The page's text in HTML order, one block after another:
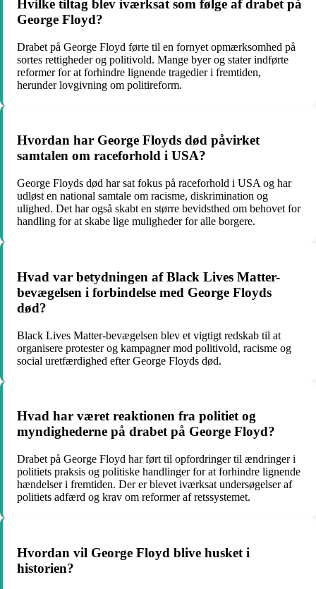
Hvilke tiltag blev iværksat som følge af drabet på
George Floyd?
Drabet på George Floyd førte til en fornyet opmærksomhed på
sortes rettigheder og politivold. Mange byer og stater indførte
reformer for at forhindre lignende tragedier i fremtiden,
herunder lovgivning om politireform.
Hvordan har George Floyds død påvirket
samtalen om raceforhold i USA?
George Floyds død har sat fokus på raceforhold i USA og har
udløst en national samtale om racisme, diskrimination og
ulighed. Det har også skabt en større bevidsthed om behovet for
handling for at skabe lige muligheder for alle borgere.
Hvad var betydningen af Black Lives Matter-
bevægelsen i forbindelse med George Floyds
død?
Black Lives Matter-bevægelsen blev et vigtigt redskab til at
organisere protester og kampagner mod politivold, racisme og
social uretfærdighed efter George Floyds død.
Hvad har været reaktionen fra politiet og
myndighederne på drabet på George Floyd?
Drabet på George Floyd har ført til opfordringer til ændringer i
politiets praksis og politiske handlinger for at forhindre lignende
hændelser i fremtiden. Der er blevet iværksat undersøgelser af
politiets adfærd og krav om reformer af retssystemet.
Hvordan vil George Floyd blive husket i
historien?